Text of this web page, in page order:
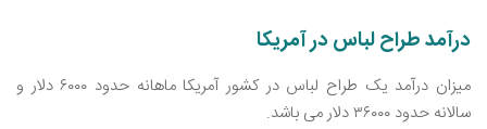
درآمد طراح لباس در آمریکا
میزان درآمد یک طراح لباس در کشور آمریکا ماهانه حدود ۶۰۰۰ دلار و
سالانه حدود ۳۶۰۰۰ دلار می ‌باشد.